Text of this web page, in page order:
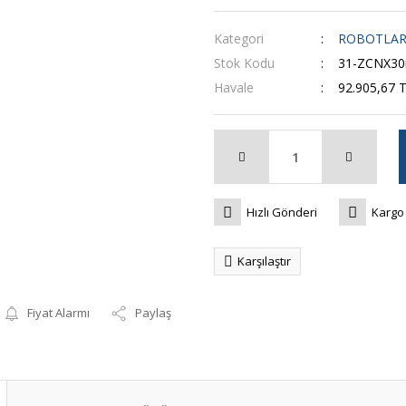
Fiyat Alarmı Paylaş
Kategori
ROBOTLAR
Stok Kodu
31-
Havale
92.905,67
Hızlı Gönderi
Karşılaştır